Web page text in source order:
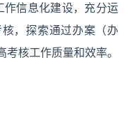
信息化建设，充分运
，探索通过办案（办
核工作质量和效率。